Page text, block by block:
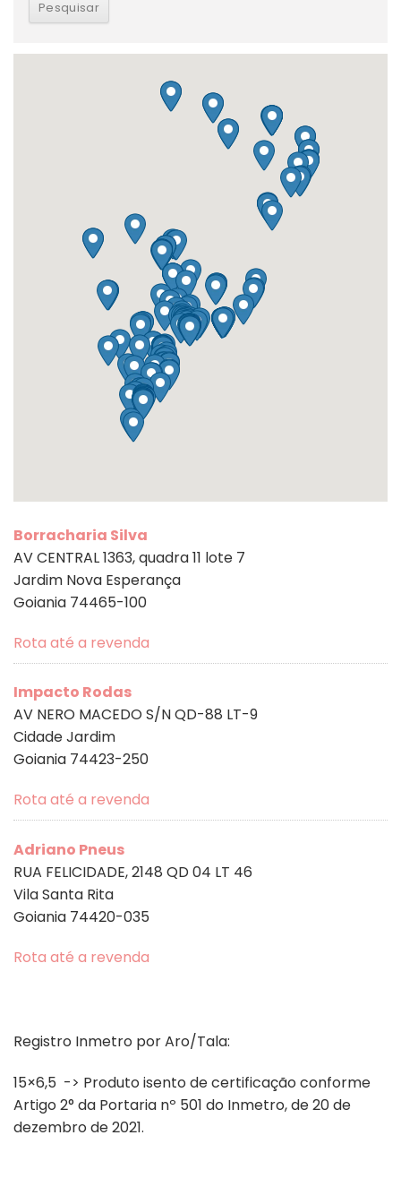
Borracharia Silva
AV CENTRAL 1363, quadra 11 lote 7
Jardim Nova Esperança
Goiania 74465-100
Rota até a revenda
Impacto Rodas
AV NERO MACEDO S/N QD-88 LT-9
Cidade Jardim
Goiania 74423-250
Rota até a revenda
Adriano Pneus
RUA FELICIDADE, 2148 QD 04 LT 46
Vila Santa Rita
Goiania 74420-035
Rota até a revenda
St. Bueno
Goiania 74070-010
Rota até a revenda
Registro Inmetro por Aro/Tala:
15×6,5 -> Produto isento de certificação conforme
Artigo 2° da Portaria nº 501 do Inmetro, de 20 de
dezembro de 2021.